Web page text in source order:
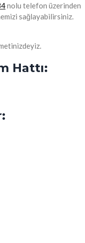
nolu telefon üzerinden
sağlayabilirsiniz.
Hattı: